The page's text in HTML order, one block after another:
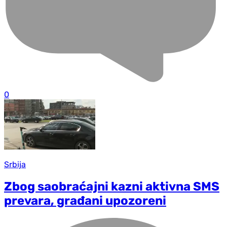
0
Srbija
Zbog saobraćajni kazni aktivna SMS
prevara, građani upozoreni